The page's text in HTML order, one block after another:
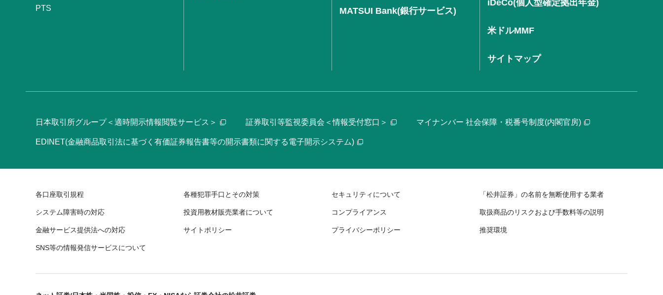
PTS MATSUI Bank(銀行サービス)
iDeCo(個人型確定拠出年金)
米ドルMMF
サイトマップ
日本取引所グループ＜適時開示情報閲覧サービス＞ 証券取引等監視委員会＜情報受付窓口＞ マイナンバー 社会保障・税番号制度(内閣官房)
EDINET(金融商品取引法に基づく有価証券報告書等の開示書類に関する電子開示システム)
各口座取引規程 各種犯罪手口とその対策 セキュリティについて 「松井証券」の名前を無断使用する業者
システム障害時の対応 投資用教材販売業者について コンプライアンス 取扱商品のリスクおよび手数料等の説明
金融サービス提供法への対応 サイトポリシー プライバシーポリシー 推奨環境
SNS等の情報発信サービスについて